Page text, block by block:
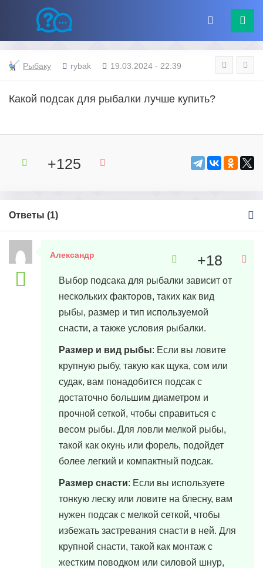
Рыбаку rybak 19.03.2024 - 22:39
Какой подсак для рыбалки лучше купить?
+125
Ответы (1)
Александр
Выбор подсака для рыбалки зависит от
нескольких факторов, таких как вид
рыбы, размер и тип используемой
снасти, а также условия рыбалки.
Размер и вид рыбы: Если вы ловите
крупную рыбу, такую как щука, сом или
судак, вам понадобится подсак с
достаточно большим диаметром и
прочной сеткой, чтобы справиться с
весом рыбы. Для ловли мелкой рыбы,
такой как окунь или форель, подойдет
более легкий и компактный подсак.
Размер снасти: Если вы используете
тонкую леску или ловите на блесну, вам
нужен подсак с мелкой сеткой, чтобы
избежать застревания снасти в ней. Для
крупной снасти, такой как монтаж с
жестким поводком или силовой шнур,
+18